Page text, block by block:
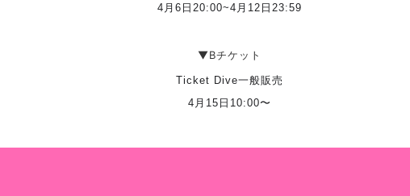
4月6日20:00~4月12日23:59
▼Bチケット
Ticket Dive一般販売
4月15日10:00〜